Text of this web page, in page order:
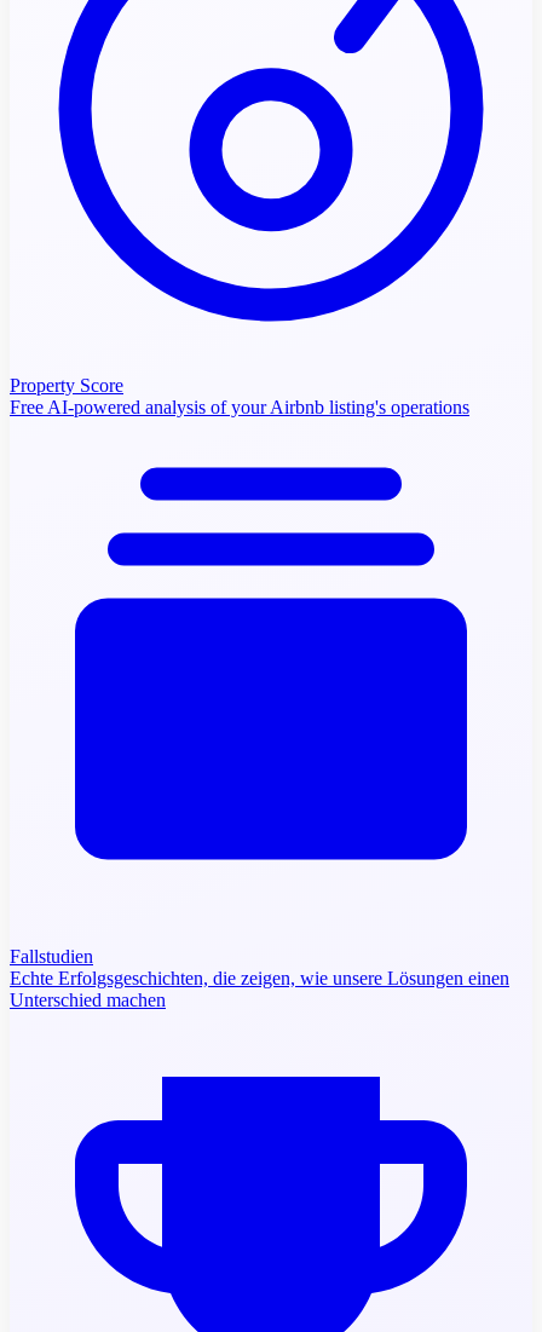
Property Score
Free AI-powered analysis of your Airbnb listing's operations
Fallstudien
Echte Erfolgsgeschichten, die zeigen, wie unsere Lösungen einen
Unterschied machen